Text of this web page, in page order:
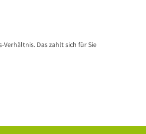
Das zahlt sich für Sie